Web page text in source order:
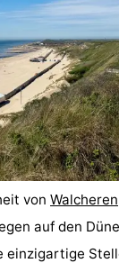
von Walcheren
auf den
einzigartige